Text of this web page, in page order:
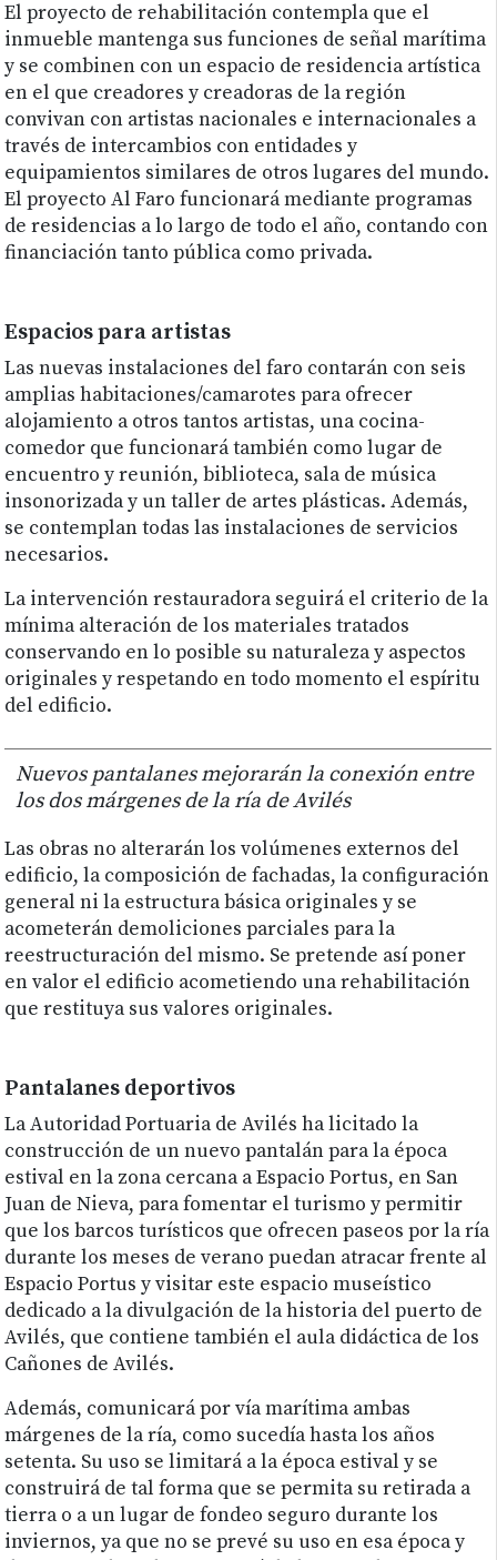
El proyecto de rehabilitación contempla que el
inmueble mantenga sus funciones de señal marítima
y se combinen con un espacio de residencia artística
en el que creadores y creadoras de la región
convivan con artistas nacionales e internacionales a
través de intercambios con entidades y
equipamientos similares de otros lugares del mundo.
El proyecto Al Faro funcionará mediante programas
de residencias a lo largo de todo el año, contando con
financiación tanto pública como privada.
Espacios para artistas
Las nuevas instalaciones del faro contarán con seis
amplias habitaciones/camarotes para ofrecer
alojamiento a otros tantos artistas, una cocina-
comedor que funcionará también como lugar de
encuentro y reunión, biblioteca, sala de música
insonorizada y un taller de artes plásticas. Además,
se contemplan todas las instalaciones de servicios
necesarios.
La intervención restauradora seguirá el criterio de la
mínima alteración de los materiales tratados
conservando en lo posible su naturaleza y aspectos
originales y respetando en todo momento el espíritu
del edificio.
Nuevos pantalanes mejorarán la conexión entre
los dos márgenes de la ría de Avilés
Las obras no alterarán los volúmenes externos del
edificio, la composición de fachadas, la configuración
general ni la estructura básica originales y se
acometerán demoliciones parciales para la
reestructuración del mismo. Se pretende así poner
en valor el edificio acometiendo una rehabilitación
que restituya sus valores originales.
Pantalanes deportivos
La Autoridad Portuaria de Avilés ha licitado la
construcción de un nuevo pantalán para la época
estival en la zona cercana a Espacio Portus, en San
Juan de Nieva, para fomentar el turismo y permitir
que los barcos turísticos que ofrecen paseos por la ría
durante los meses de verano puedan atracar frente al
Espacio Portus y visitar este espacio museístico
dedicado a la divulgación de la historia del puerto de
Avilés, que contiene también el aula didáctica de los
Cañones de Avilés.
Además, comunicará por vía marítima ambas
márgenes de la ría, como sucedía hasta los años
setenta. Su uso se limitará a la época estival y se
construirá de tal forma que se permita su retirada a
tierra o a un lugar de fondeo seguro durante los
inviernos, ya que no se prevé su uso en esa época y